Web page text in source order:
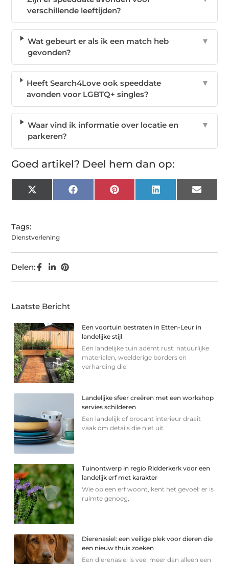
verschillende leeftijden?
Wat gebeurt er als ik een match heb
gevonden?
▼
Heeft Search4Love ook speeddate
avonden voor LGBTQ+ singles?
▼
Waar vind ik informatie over locatie en
parkeren?
▼
Goed artikel? Deel hem dan op:
X
(Twitter)
Facebook Pinterest LinkedIn Email
Tags:
Dienstverlening
Delen:
Laatste Bericht
Een voortuin bestraten in Etten-Leur in
landelijke stijl
Een landelijke tuin ademt rust: natuurlijke
materialen, weelderige borders en
verharding die
Landelijke sfeer creëren met een workshop
servies schilderen
Een landelijk of brocant interieur draait
vaak om details die niet uit
Tuinontwerp in regio Ridderkerk voor een
landelijk erf met karakter
Wie op een erf woont, kent het gevoel: er is
ruimte genoeg,
Dierenasiel: een veilige plek voor dieren die
een nieuw thuis zoeken
Een dierenasiel is veel meer dan alleen een